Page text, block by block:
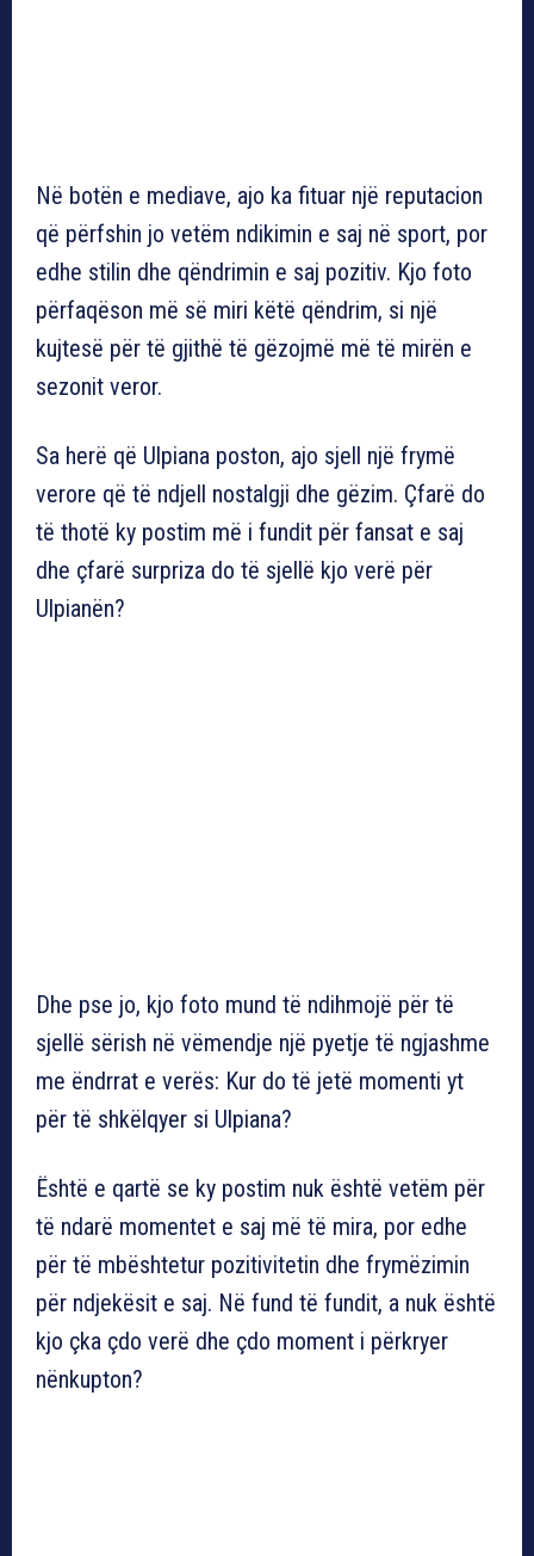
Në botën e mediave, ajo ka fituar një reputacion
që përfshin jo vetëm ndikimin e saj në sport, por
edhe stilin dhe qëndrimin e saj pozitiv. Kjo foto
përfaqëson më së miri këtë qëndrim, si një
kujtesë për të gjithë të gëzojmë më të mirën e
sezonit veror.
Sa herë që Ulpiana poston, ajo sjell një frymë
verore që të ndjell nostalgji dhe gëzim. Çfarë do
të thotë ky postim më i fundit për fansat e saj
dhe çfarë surpriza do të sjellë kjo verë për
Ulpianën?
Dhe pse jo, kjo foto mund të ndihmojë për të
sjellë sërish në vëmendje një pyetje të ngjashme
me ëndrrat e verës: Kur do të jetë momenti yt
për të shkëlqyer si Ulpiana?
Është e qartë se ky postim nuk është vetëm për
të ndarë momentet e saj më të mira, por edhe
për të mbështetur pozitivitetin dhe frymëzimin
për ndjekësit e saj. Në fund të fundit, a nuk është
kjo çka çdo verë dhe çdo moment i përkryer
nënkupton?